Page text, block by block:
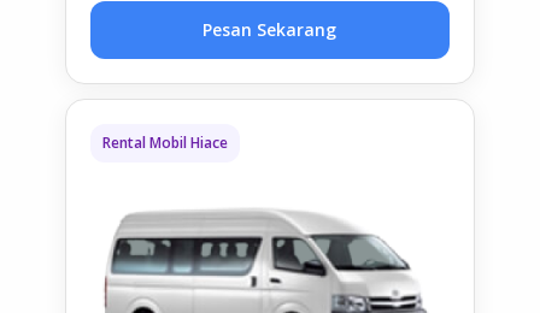
Pesan Sekarang
Rental Mobil Hiace